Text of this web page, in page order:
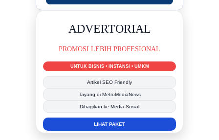
DUKUNG KAMI
BERSAMA METROMEDIANEWS.CO
MEDIA INFORMASI TERPERCAYA
Publikasi Kegiatan
Berita Promosi
Tingkatkan Branding Anda
INFO SELENGKAPNYA